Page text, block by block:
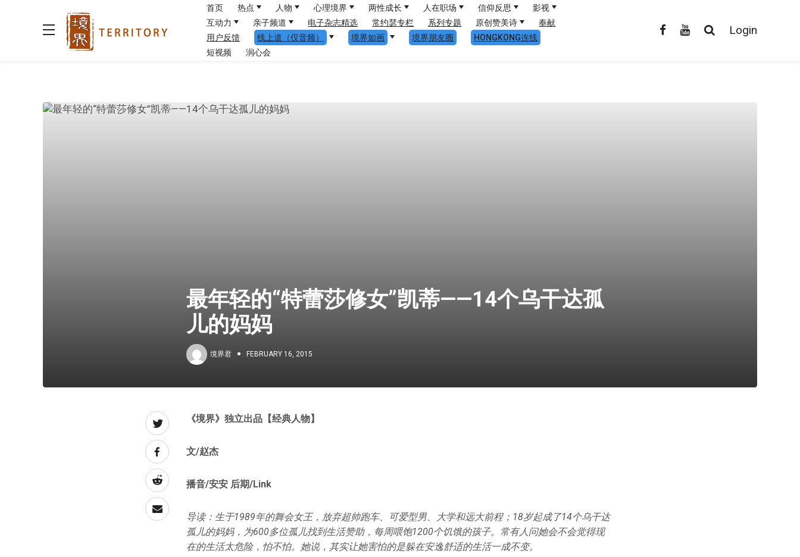
首页 热点 人物 心理境界 两性成长 人在职场 信仰反思
影视
互动力
亲子频道 电子杂志精选 常约瑟专栏 系列专题 原创赞美诗
奉献
用户反馈
线上道（仅音频） 境界如画 境界朋友圈
HONGKONG连线
短视频
润心会
Login
最年轻的“特蕾莎修女”凯蒂——14个乌干达孤
儿的妈妈
境界君 FEBRUARY 16, 2015
《境界》独立出品【经典人物】
文/赵杰
播音/安安 后期/Link
导读：生于1989年的舞会女王，放弃超帅跑车、可爱型男、大学和远大前程；18岁起成了14个乌干达
孤儿的妈妈，为600多位孤儿找到生活赞助，每周喂饱1200个饥饿的孩子。常有人问她会不会觉得现
在的生活太危险，怕不怕。她说，其实让她害怕的是躲在安逸舒适的生活一成不变。